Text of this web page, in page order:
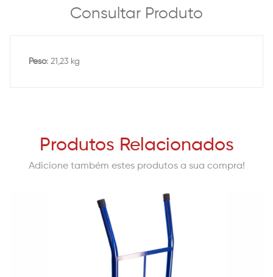
Consultar Produto
Peso: 21,23 kg
Produtos Relacionados
Adicione também estes produtos a sua compra!